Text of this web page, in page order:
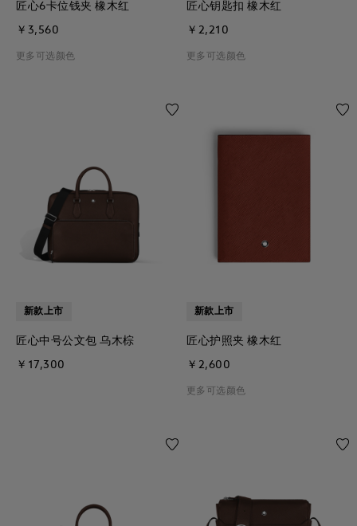
匠心6卡位钱夹 橡木红
￥3,560
更多可选颜色
匠心钥匙扣 橡木红
￥2,210
更多可选颜色
新款上市
匠心中号公文包 乌木棕
￥17,300
新款上市
匠心护照夹 橡木红
￥2,600
更多可选颜色